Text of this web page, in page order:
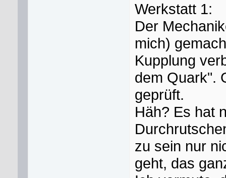
Werkstatt 1:
Der
mich)
Kupplung
dem Quark".
geprüft.
Häh? Es hat
zu sein nur
geht, das